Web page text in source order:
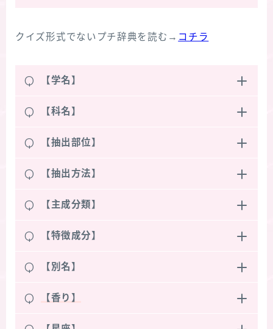
クイズ形式でないプチ辞典を読む→ コチラ
Q 【学名】
Q 【科名】
Q 【抽出部位】
Q 【抽出方法】
Q 【主成分類】
Q 【特徴成分】
Q 【別名】
Q 【香り】